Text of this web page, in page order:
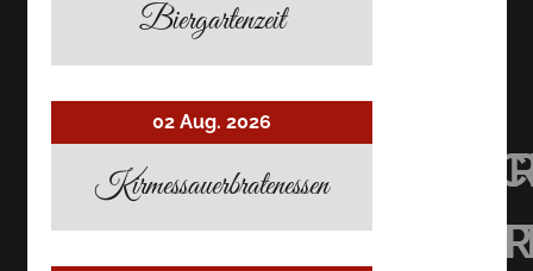
UHRMACHER’S
RESTAURANT
Biergartenzeit
02 Aug. 2026
Kirmessauerbratenessen